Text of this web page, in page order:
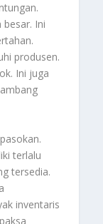
besar. Ini
produsen.
Ini juga
terlalu
tersedia.
inventaris